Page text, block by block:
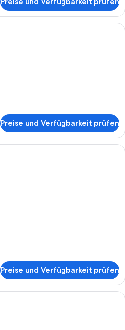
Ein luxuriöses Badezimmer mit
Preise und Verfügbarkeit prüfen
Ein geräumiges Wohnzimmer mit
Preise und Verfügbarkeit prüfen
Allergikerbettwaren,